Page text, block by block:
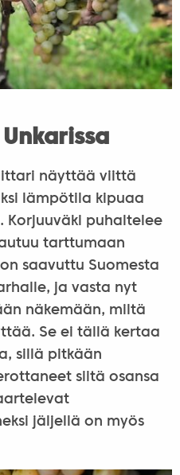
näyttää viittä
lämpötila kipuaa
Korjuuväki puhaltelee
tarttumaan
saavuttu Suomesta
ja vasta nyt
näkemään, miltä
Se ei tällä kertaa
sillä pitkään
siitä osansa
jäljellä on myös